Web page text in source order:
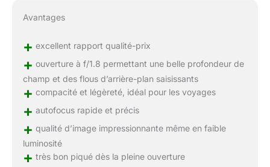
Avantages
+ excellent rapport qualité-prix
+ ouverture à f/1.8 permettant une belle profondeur de
champ et des flous d’arrière-plan saisissants
+ compacité et légèreté, idéal pour les voyages
+ autofocus rapide et précis
+ qualité d’image impressionnante même en faible
luminosité
+ très bon piqué dès la pleine ouverture